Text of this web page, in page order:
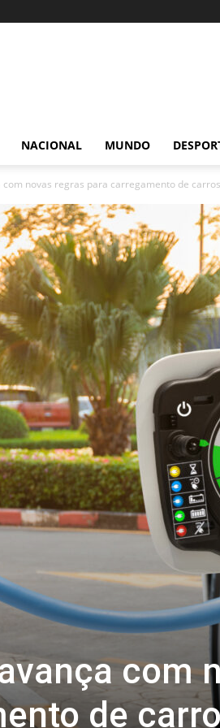
NACIONAL MUNDO
com novas regras para carregamento de
com
de